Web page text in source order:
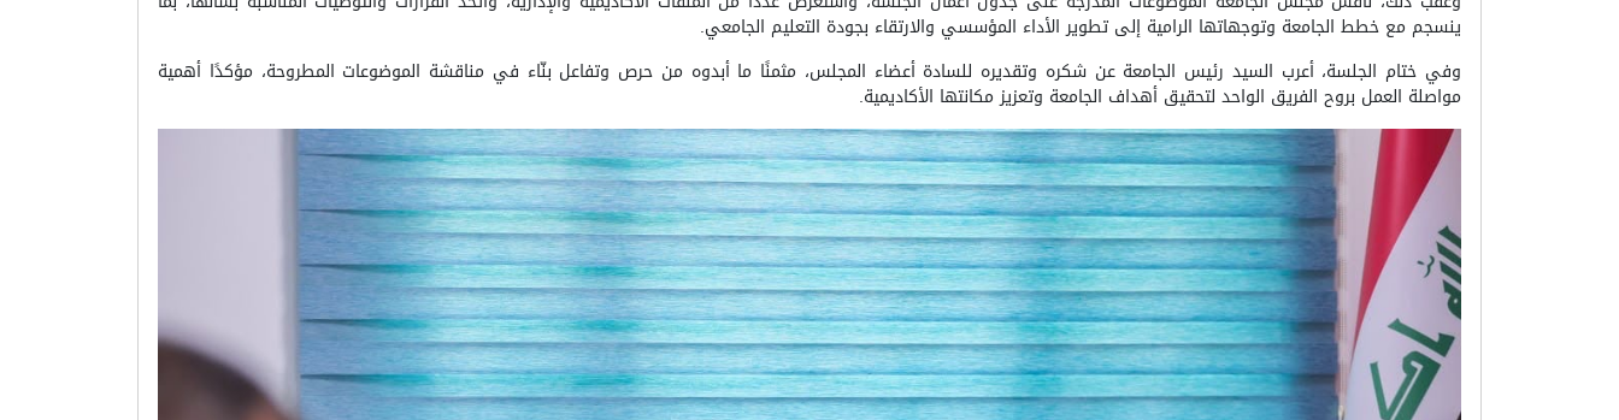
ينسجم مع خطط الجامعة وتوجهاتها الرامية إلى تطوير الأداء المؤسسي والارتقاء بجودة التعليم الجامعي.
وفي ختام الجلسة، أعرب السيد رئيس الجامعة عن شكره وتقديره للسادة أعضاء المجلس، مثمنًا ما أبدوه من حرص وتفاعل بنّاء في مناقشة الموضوعات المطروحة، مؤكدًا أهمية
مواصلة العمل بروح الفريق الواحد لتحقيق أهداف الجامعة وتعزيز مكانتها الأكاديمية.